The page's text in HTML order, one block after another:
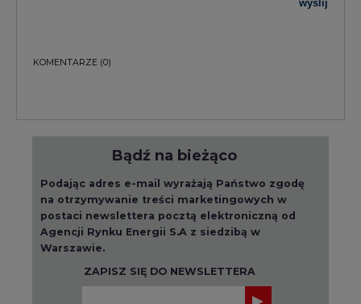
Podając adres e-mail wyrażają Państwo zgodę
na otrzymywanie treści marketingowych w
postaci newslettera pocztą elektroniczną od
Agencji Rynku Energii S.A z siedzibą w
Warszawie.
ZAPISZ SIĘ DO NEWSLETTERA